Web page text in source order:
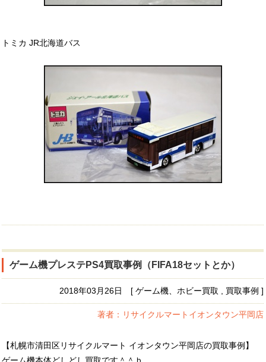
トミカ JR北海道バス
ゲーム機プレステPS4買取事例（FIFA18セットとか）
2018年03月26日 [ ゲーム機、ホビー買取 , 買取事例 ]
著者：リサイクルマートイオンタウン平岡店
【札幌市清田区リサイクルマート イオンタウン平岡店の買取事例】